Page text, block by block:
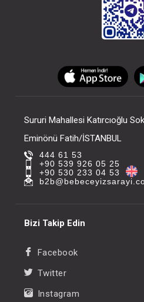
Sururi Mahallesi Katırcıoğlu
Eminönü Fatih/İSTANBUL
444 61 53
+90 539 926 05 25
+90 530 233 04 53
Bizi Takip Edin
Facebook
Twitter
Instagram